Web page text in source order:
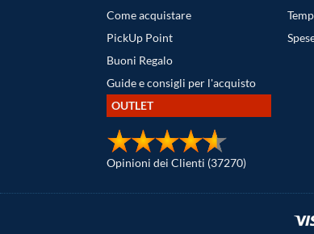
Come acquistare
PickUp Point
Buoni Regalo
Guide e consigli per l'acquisto
OUTLET
Opinioni dei Clienti (37270)